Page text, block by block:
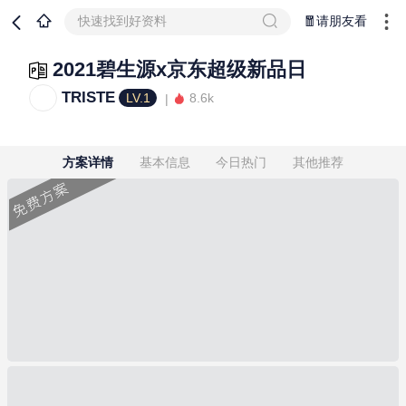
快速找到好资料 🧧请朋友看
2021碧生源x京东超级新品日
TRISTE LV.1 8.6k
方案详情 基本信息 今日热门 其他推荐